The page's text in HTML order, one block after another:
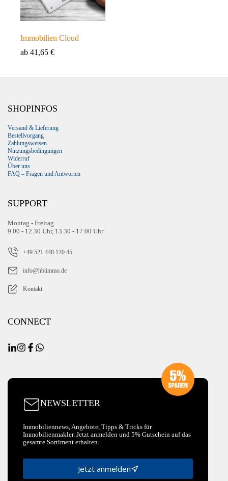
Immobilien Cloud
ab 41,65 €
SHOPINFOS
Versand & Lieferung
Bestellvorgang
Zahlungsweisen
Nutzungsbedingungen
Widerruf
Über uns
FAQ – Fragen und Antworten
SUPPORT
Montag - Freitag
9.00 - 12.30 Uhr, 13.30 - 17.00 Uhr
+49 521 448 120 45
info@hbtimmo.de
Kontakt
CONNECT
NEWSLETTER
Immobiliennews, Angebote, Tipps & Tricks für
Immobilienmakler. Jetzt anmelden und 5% Gutschein auf das
gesamte Sortiment erhalten.
Jetzt anmelden